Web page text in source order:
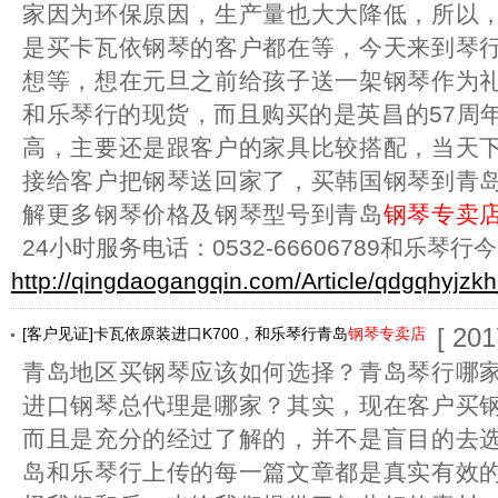
家因为环保原因，生产量也大大降低，所以
是买卡瓦依钢琴的客户都在等，今天来到琴
想等，想在元旦之前给孩子送一架钢琴作为
和乐琴行的现货，而且购买的是英昌的57周
高，主要还是跟客户的家具比较搭配，当天
接给客户把钢琴送回家了，买韩国钢琴到青
解更多钢琴价格及钢琴型号到青岛钢琴专卖
24小时服务电话：0532-66606789和乐琴行今
http://qingdaogangqin.com/Article/
[客户见证]卡瓦依原装进口K700，和乐琴行青岛钢琴专卖店 [
青岛地区买钢琴应该如何选择？青岛琴行哪
进口钢琴总代理是哪家？其实，现在客户买
而且是充分的经过了解的，并不是盲目的去
岛和乐琴行上传的每一篇文章都是真实有效